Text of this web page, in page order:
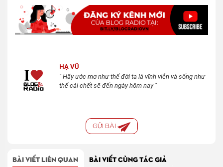
HẠ VŨ
" Hãy ước mơ như thể đời ta là vĩnh viễn và sống như
thể cái chết sẽ đến ngày hôm nay "
GỬI BÀI
BÀI VIẾT LIÊN QUAN BÀI VIẾT CÙNG TÁC GIẢ